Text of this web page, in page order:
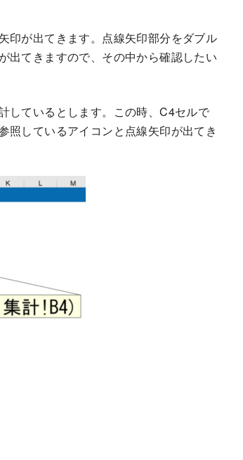
印が出てきます。点線矢印部分をダブル
出てきますので、その中から確認したい
しているとします。この時、C4セルで
照しているアイコンと点線矢印が出てき